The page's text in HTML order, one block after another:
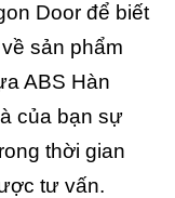
Door để biết
sản phẩm
ABS Hàn
của bạn sự
thời gian
tư vấn.